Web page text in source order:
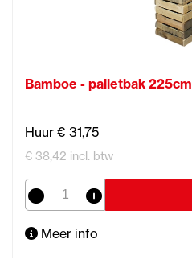
Bamboe - palletbak 225cm
Huur € 31,75
€ 38,42 incl. btw
Meer info